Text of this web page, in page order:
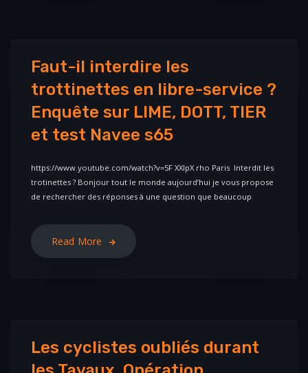
Faut-il interdire les
trottinettes en libre-service ?
Enquête sur LIME, DOTT, TIER
et test Navee s65
https://www.youtube.com/watch?v=5F XXlpX rho Paris Interdit les
trotinettes ? Bonjour tout le monde aujourd’hui je vous propose
de rechercher des réponses à une question que beaucoup
Read More
Les cyclistes oubliés durant